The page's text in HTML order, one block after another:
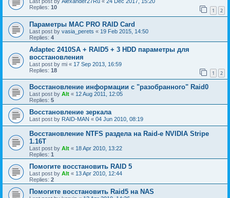
Replies: 10 1 2
Параметры МАС PRO RAID Card
Last post by vasia_perets « 19 Feb 2015, 14:50
Replies: 4
Adaptec 2410SA + RAID5 + 3 HDD параметры для
восстановления
Last post by mi « 17 Sep 2013, 16:59
Replies: 18 1 2
Восстановление информации с "разобранного" Raid0
Last post by Alt « 12 Aug 2011, 12:05
Replies: 5
Восстановление зеркала
Last post by RAID-MAN « 04 Jun 2010, 08:19
Восстановление NTFS раздела на Raid-е NVIDIA Stripe
1.16Т
Last post by Alt « 18 Apr 2010, 13:22
Replies: 1
Помогите восстановить RAID 5
Last post by Alt « 13 Apr 2010, 12:44
Replies: 2
Помогите восстановить Raid5 на NAS